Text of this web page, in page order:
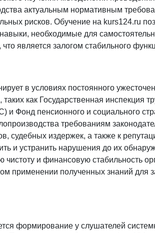
актуальным нормативным
рисков. Обучение на kurs124.ru
необходимые для
является залогом стабильного
в условиях постоянного
как Государственная инспекция
и Фонд пенсионного и социального
требованиям
издержек, а также к
и устранить нарушения до их
и финансовую стабильность
применении полученных знаний для
формирование у слушателей